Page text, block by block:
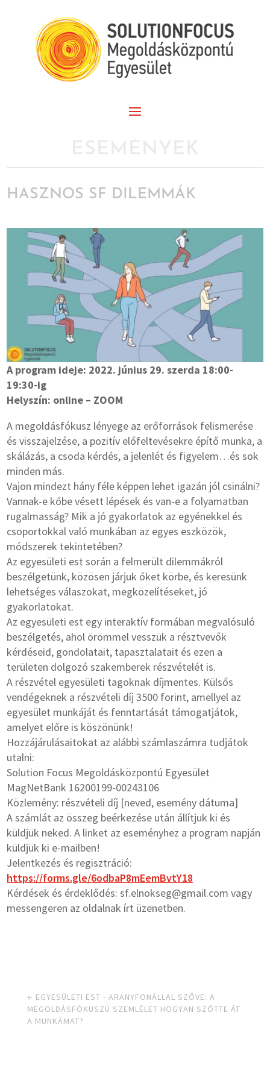
HASZNOS SF DILEMMÁK
A program ideje: 2022. június 29. szerda 18:00-
19:30-ig
Helyszín: online – ZOOM
A megoldásfókusz lényege az erőforrások felismerése
és visszajelzése, a pozitív előfeltevésekre építő munka, a
skálázás, a csoda kérdés, a jelenlét és figyelem…és sok
minden más.
Vajon mindezt hány féle képpen lehet igazán jól csinálni?
Vannak-e kőbe vésett lépések és van-e a folyamatban
rugalmasság? Mik a jó gyakorlatok az egyénekkel és
csoportokkal való munkában az egyes eszközök,
módszerek tekintetében?
Az egyesületi est során a felmerült dilemmákról
beszélgetünk, közösen járjuk őket körbe, és keresünk
lehetséges válaszokat, megközelítéseket, jó
gyakorlatokat.
Az egyesületi est egy interaktív formában megvalósuló
beszélgetés, ahol örömmel vesszük a résztvevők
kérdéseid, gondolatait, tapasztalatait és ezen a
területen dolgozó szakemberek részvételét is.
A részvétel egyesületi tagoknak díjmentes. Külsős
vendégeknek a részvételi díj 3500 forint, amellyel az
egyesület munkáját és fenntartását támogatjátok,
amelyet előre is köszönünk!
Hozzájárulásaitokat az alábbi számlaszámra tudjátok
utalni:
Solution Focus Megoldásközpontú Egyesület
MagNetBank 16200199-00243106
Közlemény: részvételi díj [neved, esemény dátuma]
A számlát az összeg beérkezése után állítjuk ki és
küldjük neked. A linket az eseményhez a program napján
küldjük ki e-mailben!
Jelentkezés és regisztráció:
https://forms.gle/6odbaP8mEemBvtY18
Kérdések és érdeklődés: sf.elnokseg@gmail.com vagy
messengeren az oldalnak írt üzenetben.
← EGYESÜLETI EST - ARANYFONÁLLAL SZŐVE: A
MEGOLDÁSFÓKUSZÚ SZEMLÉLET HOGYAN SZŐTTE ÁT
A MUNKÁMAT?